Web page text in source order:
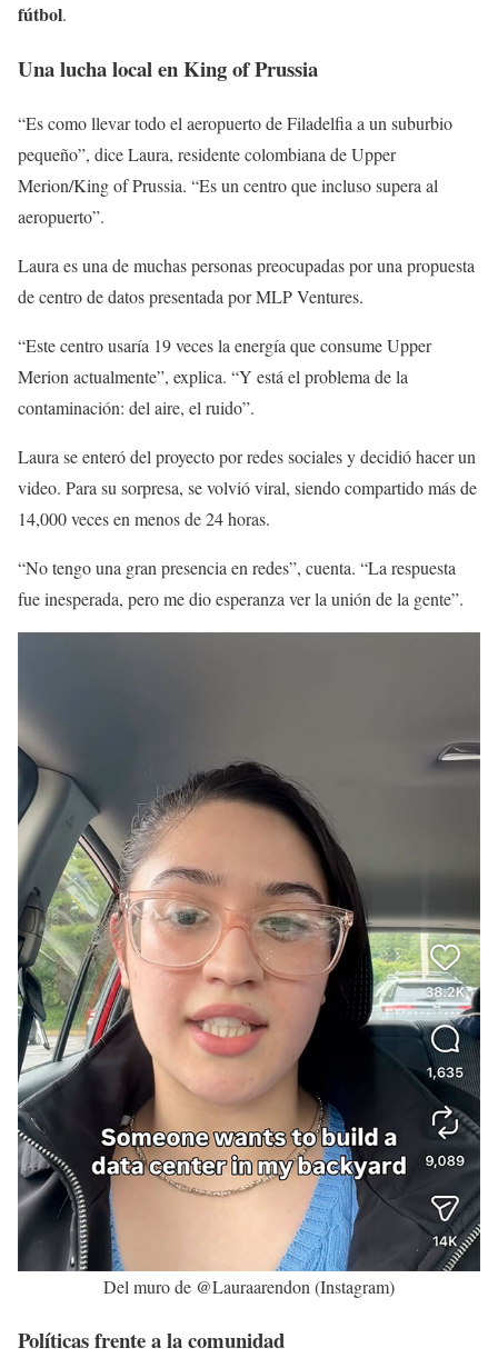
fútbol.
Una lucha local en King of Prussia
“Es como llevar todo el aeropuerto de Filadelfia a un suburbio
pequeño”, dice Laura, residente colombiana de Upper
Merion/King of Prussia. “Es un centro que incluso supera al
aeropuerto”.
Laura es una de muchas personas preocupadas por una propuesta
de centro de datos presentada por MLP Ventures.
“Este centro usaría 19 veces la energía que consume Upper
Merion actualmente”, explica. “Y está el problema de la
contaminación: del aire, el ruido”.
Laura se enteró del proyecto por redes sociales y decidió hacer un
video. Para su sorpresa, se volvió viral, siendo compartido más de
14,000 veces en menos de 24 horas.
“No tengo una gran presencia en redes”, cuenta. “La respuesta
fue inesperada, pero me dio esperanza ver la unión de la gente”.
Del muro de @Lauraarendon (Instagram)
Políticas frente a la comunidad